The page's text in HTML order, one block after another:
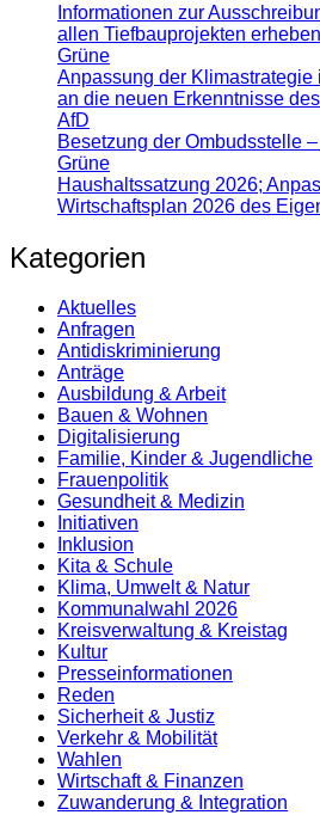
Informationen zur
allen Tiefbauprojekten
Grüne
Anpassung der Klimastrategie
an die neuen Erkenntnisse
AfD
Besetzung der Ombudsstelle
Grüne
Haushaltssatzung 2026;
Wirtschaftsplan 2026 des
Kategorien
Aktuelles
Anfragen
Antidiskrimi­nierung
Anträge
Ausbildung & Arbeit
Bauen & Wohnen
Digitalisierung
Familie, Kinder & Jugendliche
Frauenpolitik
Gesundheit & Medizin
Initiativen
Inklusion
Kita & Schule
Klima, Umwelt & Natur
Kommunalwahl 2026
Kreisverwaltung & Kreistag
Kultur
Presse­informationen
Reden
Sicherheit & Justiz
Verkehr & Mobilität
Wahlen
Wirtschaft & Finanzen
Zuwanderung & Integration